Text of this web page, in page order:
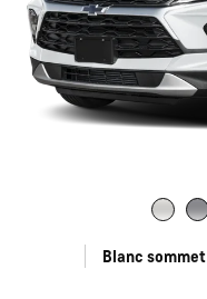
Blanc sommet